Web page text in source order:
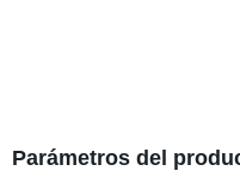
Parámetros del